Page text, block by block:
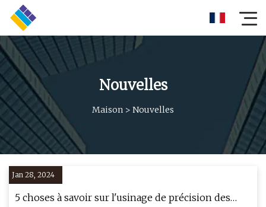
Nouvelles
Maison > Nouvelles
Jan 28, 2024
5 choses à savoir sur l'usinage de précision des